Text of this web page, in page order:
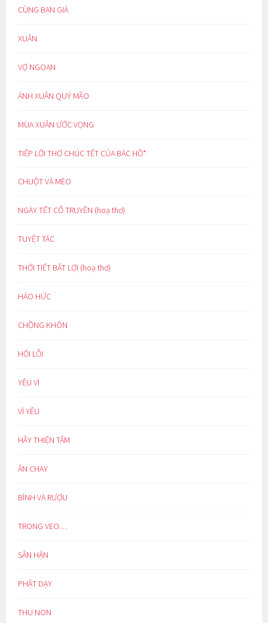
CÙNG BẠN GIÀ
XUÂN
VỢ NGOAN
ÁNH XUÂN QUÝ MÃO
MÙA XUÂN ƯỚC VỌNG
TIẾP LỜI THƠ CHÚC TẾT CỦA BÁC HỒ*
CHUỘT VÀ MÈO
NGÀY TẾT CỔ TRUYỀN (hoạ thơ)
TUYỆT TÁC
THỜI TIẾT BẤT LỢI (hoạ thơ)
HÁO HỨC
CHỒNG KHÔN
HỐI LỖI
YÊU VÌ
VÌ YÊU
HÃY THIỆN TÂM
ĂN CHAY
BÌNH VÀ RƯỢU
TRONG VEO…
SÂN HẬN
PHẬT DẠY
THU NON